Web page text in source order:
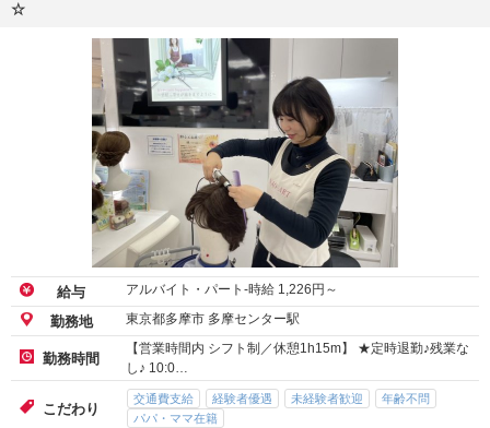
☆
給与 アルバイト・パート-時給 1,226 円～
勤務地 東京都多摩市 多摩センター駅
勤務時間
【営業時間内 シフト制／休憩1h15m】 ★定時退勤♪残業な
し♪ 10:0…
こだわり
交通費支給 経験者優遇 未経験者歓迎
年齢不問
パパ・ママ在籍